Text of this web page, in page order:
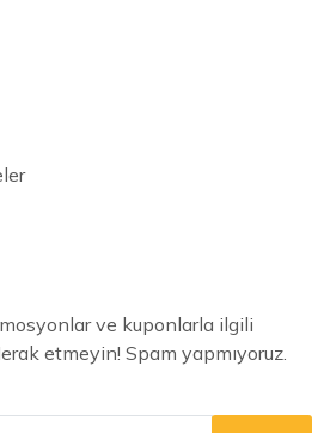
ve kuponlarla ilgili
etmeyin! Spam yapmıyoruz.